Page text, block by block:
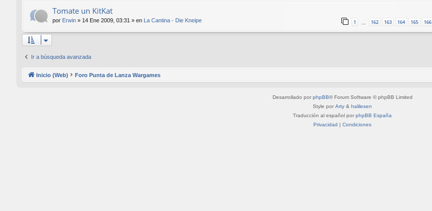
Tomate un KitKat
por Erwin » 14 Ene 2009, 03:31 » en La Cantina - Die Kneipe 1 162 163 164 165 166
Ir a búsqueda avanzada
Inicio (Web) Foro Punta de Lanza Wargames
Desarrollado por phpBB® Forum Software © phpBB Limited
Style por Arty & halilesen
Traducción al español por phpBB España
Privacidad | Condiciones